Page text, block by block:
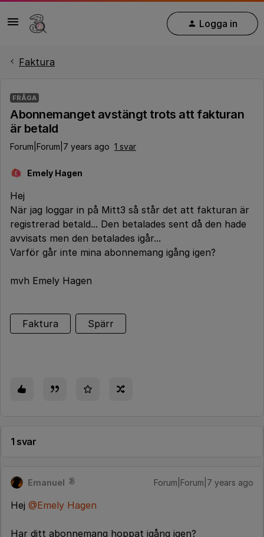
Logga in
Faktura
FRÅGA
Abonnemanget avstängt trots att fakturan
är betald
Forum|Forum|7 years ago 1 svar
E Emely Hagen
Hej
När jag loggar in på Mitt3 så står det att fakturan är
registrerad betald... Den betalades sent då den hade
avvisats men den betalades igår...
Varför går inte mina abonnemang igång igen?
mvh Emely Hagen
Faktura Spärr
1 svar
Emanuel Forum|Forum|7 years ago
Hej @Emely Hagen
Har ditt abonnemang hoppat igång igen?